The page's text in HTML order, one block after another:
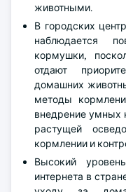
животными.
В городских
наблюдается
кормушки,
отдают
домашних
методы
внедрение умных
растущей
кормлении и
Высокий
интернета в